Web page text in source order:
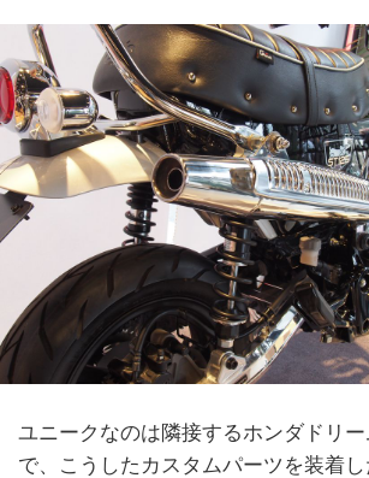
ユニークなのは隣接するホンダドリ
で、こうしたカスタムパーツを装着